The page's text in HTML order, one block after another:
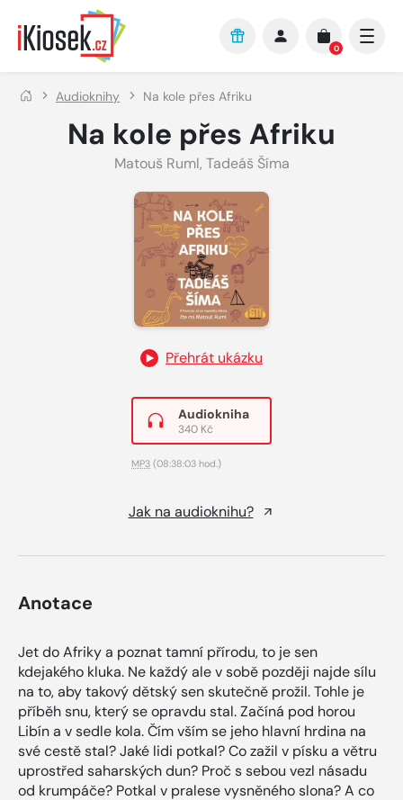
Přejít na hlavní obsah
0
Audioknihy Na kole přes Afriku
Na kole přes Afriku
Matouš Ruml, Tadeáš Šíma
Přehrát ukázku
Audiokniha
340 Kč
MP3 (08:38:03 hod.)
Jak na audioknihu?
Anotace
Jet do Afriky a poznat tamní přírodu, to je sen
kdejakého kluka. Ne každý ale v sobě později najde sílu
na to, aby takový dětský sen skutečně prožil. Tohle je
příběh snu, který se opravdu stal. Začíná pod horou
Libín a v sedle kola. Čím vším se jeho hlavní hrdina na
své cestě stal? Jaké lidi potkal? Co zažil v písku a větru
uprostřed saharských dun? Proč s sebou vezl násadu
od krumpáče? Potkal v pralese vysněného slona? A co